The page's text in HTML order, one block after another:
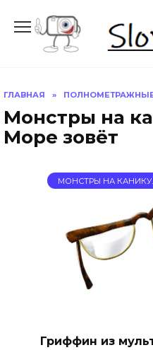
содержанию
ГЛАВНАЯ » ПОЛНОМЕТРАЖНЫЕ
Монстры на
Море зовёт
МОНСТРЫ НА
Гриффин из